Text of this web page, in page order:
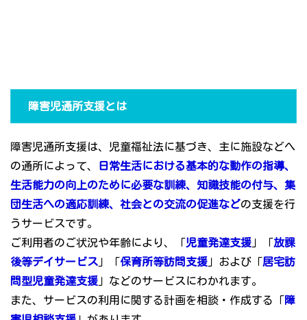
障害児通所支援とは
障害児通所支援は、児童福祉法に基づき、主に施設などへ
の通所によって、
日常生活における基本的な動作の指導、
生活能力の向上のために必要な訓練、知識技能の付与、集
団生活への適応訓練、社会との交流の促進などの支援を行
うサービスです。
ご利用者のご状況や年齢により、「児童発達支援 」「放課
後等デイサービス 」「保育所等訪問支援 」および「居宅訪
問型児童発達支援 」などのサービスにわかれます。
また、サービスの利用に関する計画を相談・作成する「障